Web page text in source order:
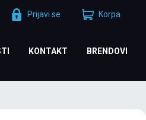
Prijavi se Korpa
KONTAKT BRENDOVI